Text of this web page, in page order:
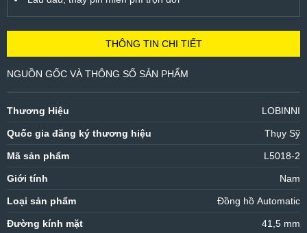
THÔNG TIN CHI TIẾT
NGUỒN GỐC VÀ THÔNG SỐ SẢN PHẨM
Thương Hiệu LOBINNI
Quốc gia đăng ký thương hiệu Thụy Sỹ
Mã sản phẩm L5018-2
Giới tính Nam
Loại sản phẩm Đồng hồ Automatic
Đường kính mặt 41,5 mm